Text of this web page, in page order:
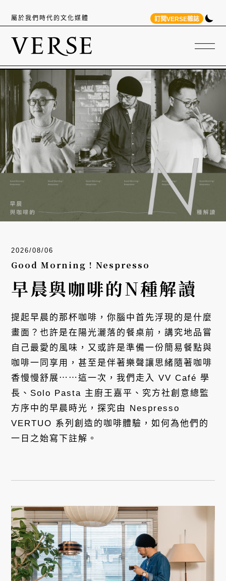
屬於我們時代的文化媒體 訂閱VERSE雜誌
2026/08/06
Good Morning ! Nespresso
早晨與咖啡的N種解讀
提起早晨的那杯咖啡，你腦中首先浮現的是什麼
畫面？也許是在陽光灑落的餐桌前，講究地品嘗
自己最愛的風味，又或許是準備一份簡易餐點與
咖啡一同享用，甚至是伴著樂聲讓思緒隨著咖啡
香慢慢舒展⋯⋯這一次，我們走入 VV Café 學
長、Solo Pasta 主廚王嘉平、究方社創意總監
方序中的早晨時光，探究由 Nespresso
VERTUO 系列創造的咖啡體驗，如何為他們的
一日之始寫下註解。